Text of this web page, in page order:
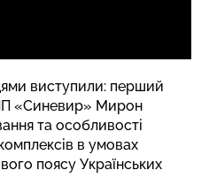
виступили: перший
«Синевир» Мирон
та особливості
в умовах
поясу Українських